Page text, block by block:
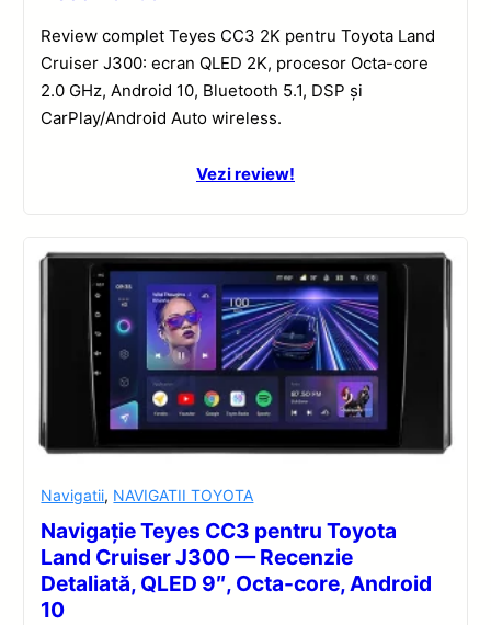
Review complet Teyes CC3 2K pentru Toyota Land
Cruiser J300: ecran QLED 2K, procesor Octa-core
2.0 GHz, Android 10, Bluetooth 5.1, DSP și
CarPlay/Android Auto wireless.
Vezi review!
Navigatii, NAVIGATII TOYOTA
Navigație Teyes CC3 pentru Toyota
Land Cruiser J300 — Recenzie
Detaliată, QLED 9″, Octa-core, Android
10